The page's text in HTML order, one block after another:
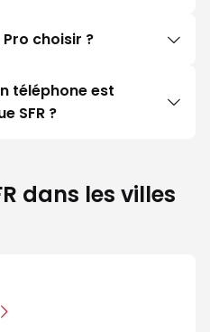
choisir ?
téléphone est
SFR ?
dans les villes